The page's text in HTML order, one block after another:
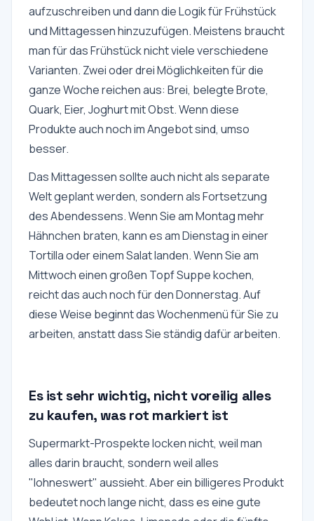
aufzuschreiben und dann die Logik für Frühstück
und Mittagessen hinzuzufügen. Meistens braucht
man für das Frühstück nicht viele verschiedene
Varianten. Zwei oder drei Möglichkeiten für die
ganze Woche reichen aus: Brei, belegte Brote,
Quark, Eier, Joghurt mit Obst. Wenn diese
Produkte auch noch im Angebot sind, umso
besser.
Das Mittagessen sollte auch nicht als separate
Welt geplant werden, sondern als Fortsetzung
des Abendessens. Wenn Sie am Montag mehr
Hähnchen braten, kann es am Dienstag in einer
Tortilla oder einem Salat landen. Wenn Sie am
Mittwoch einen großen Topf Suppe kochen,
reicht das auch noch für den Donnerstag. Auf
diese Weise beginnt das Wochenmenü für Sie zu
arbeiten, anstatt dass Sie ständig dafür arbeiten.
Es ist sehr wichtig, nicht voreilig alles
zu kaufen, was rot markiert ist
Supermarkt-Prospekte locken nicht, weil man
alles darin braucht, sondern weil alles
"lohneswert" aussieht. Aber ein billigeres Produkt
bedeutet noch lange nicht, dass es eine gute